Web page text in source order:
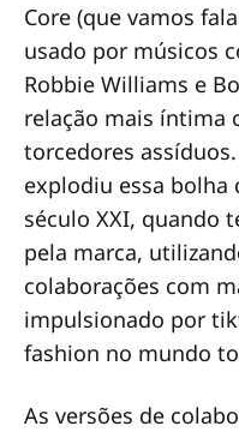
Core (que vamos
usado por músicos
Robbie Williams e
relação mais íntima
torcedores
explodiu essa bolha
século XXI, quando
pela marca,
colaborações com
impulsionado por
fashion no mundo
As versões de